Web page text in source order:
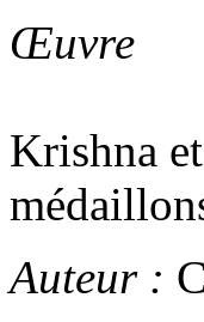
Œuvre
Krishna
Auteur :